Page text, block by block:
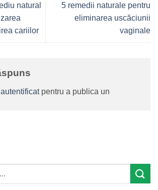
natural
cariilor
5 remedii naturale pentru
eliminarea uscăciunii
vaginale
autentificatpentru a publica un